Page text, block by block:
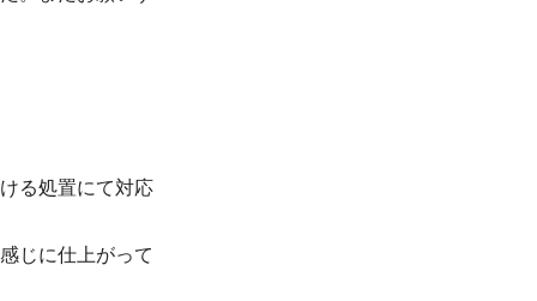
る処置にて対応
じに仕上がって